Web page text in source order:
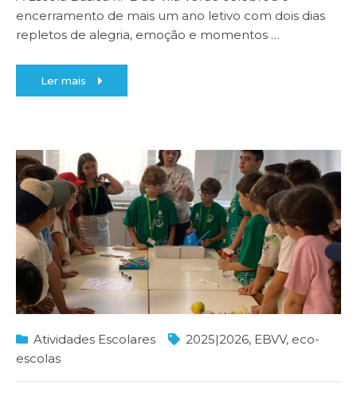
encerramento de mais um ano letivo com dois dias
repletos de alegria, emoção e momentos …
Ler mais
Atividades Escolares 2025|2026, EBVV, eco-
escolas